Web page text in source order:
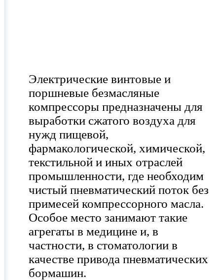
Электрические винтовые и
поршневые безмасляные
компрессоры предназначены для
выработки сжатого воздуха для
нужд пищевой,
фармакологической, химической,
текстильной и иных отраслей
промышленности, где необходим
чистый пневматический поток без
примесей компрессорного масла.
Особое место занимают такие
агрегаты в медицине и, в
частности, в стоматологии в
качестве привода пневматических
бормашин.